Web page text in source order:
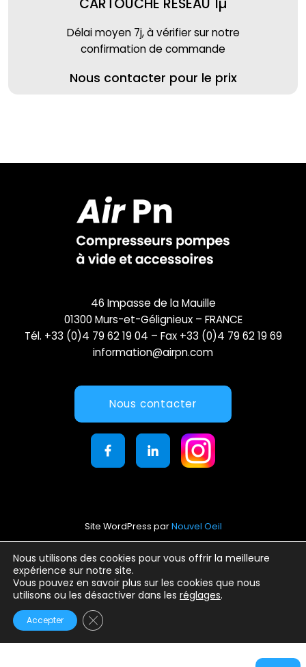
Délai moyen 7j, à vérifier sur notre
confirmation de commande
Nous contacter pour le prix
Nous utilisons des cookies pour vous offrir la meilleure
expérience sur notre site.
Vous pouvez en savoir plus sur les cookies que nous
utilisons ou les désactiver dans les réglages.
Accepter Fermer la bannière des cookies GDPR
46 Impasse de la Mauille
01300 Murs-et-Gélignieux – FRANCE
Tél. +33 (0)4 79 62 19 04 – Fax +33 (0)4 79 62 19 69
information@airpn.com
Nous contacter
Site WordPress parNouvel Oeil
Mentions légales
Conditions générales d’utilisation
Politique de confidentialité